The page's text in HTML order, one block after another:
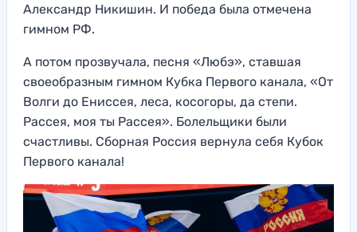
Александр Никишин. И победа была отмечена
гимном РФ.
А потом прозвучала, песня «Любэ», ставшая
своеобразным гимном Кубка Первого канала, «От
Волги до Ениссея, леса, косогоры, да степи.
Рассея, моя ты Рассея». Болельщики были
счастливы. Сборная Россия вернула себя Кубок
Первого канала!